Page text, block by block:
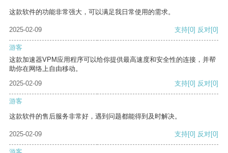
这款软件的功能非常强大，可以满足我日常使用的需求。
2025-02-09 支持[0] 反对[0]
游客
这款加速器VPM应用程序可以给你提供最高速度和安全性的连接，并帮
助你在网络上自由移动。
2025-02-09
支持[0] 反对[0]
游客
这款软件的售后服务非常好，遇到问题都能得到及时解决。
2025-02-09 支持[0] 反对[0]